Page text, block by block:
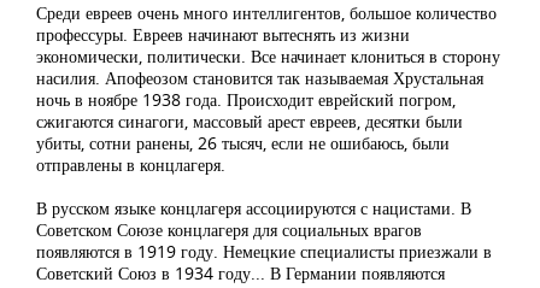
Среди евреев очень много интеллигентов, большое количество
профессуры. Евреев начинают вытеснять из жизни
экономически, политически. Все начинает клониться в сторону
насилия. Апофеозом становится так называемая Хрустальная
ночь в ноябре 1938 года. Происходит еврейский погром,
сжигаются синагоги, массовый арест евреев, десятки были
убиты, сотни ранены, 26 тысяч, если не ошибаюсь, были
отправлены в концлагеря.
В русском языке концлагеря ассоциируются с нацистами. В
Советском Союзе концлагеря для социальных врагов
появляются в 1919 году. Немецкие специалисты приезжали в
Советский Союз в 1934 году... В Германии появляются